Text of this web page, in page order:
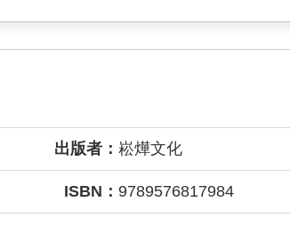
出版者： 崧燁文化
ISBN： 9789576817984